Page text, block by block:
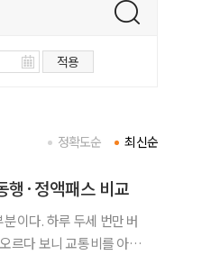
적용
최신순
정확도순
행·정액패스 비교
이다. 하루 두세 번만 버
르다 보니 교통비를 아끼